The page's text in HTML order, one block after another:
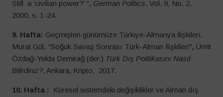
Still a ‘civilian power?’ ”, German Politics, Vol. 9, No. 2,
2000, s. 1-24.
9. Hafta: Geçmişten günümüze Türkiye-Almanya ilişkileri.
Murat Gül, “Soğuk Savaş Sonrası Türk-Alman İlişkileri”, Ümit
Özdağ-Yelda Demirağ (der.) Türk Dış Politikasını Nasıl
Bilirdiniz?, Ankara, Kripto, 2017.
10. Hafta :
Küresel sistemdeki değişiklikler ve Alman dış